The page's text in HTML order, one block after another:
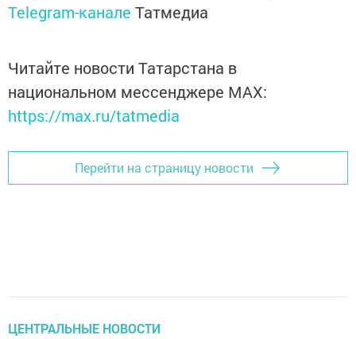
Telegram-канале Татмедиа
Читайте новости Татарстана в
национальном мессенджере MАХ:
https://max.ru/tatmedia
Перейти на страницу новости
ЦЕНТРАЛЬНЫЕ НОВОСТИ